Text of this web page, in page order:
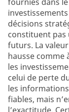
décisions
constituent pas
futurs. La
hausse comme
les
celui de perte
les
fiables, mais
l’exactitude.